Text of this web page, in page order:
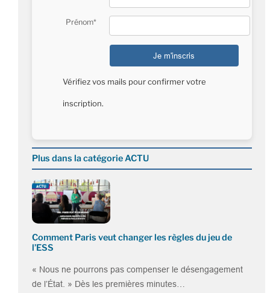
Prénom*
Vérifiez vos mails pour confirmer votre
inscription.
Plus dans la catégorie ACTU
Comment Paris veut changer les règles du jeu de
l’ESS
« Nous ne pourrons pas compenser le désengagement
de l’État. » Dès les premières minutes…